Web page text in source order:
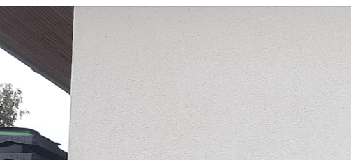
Coteaux de
bacs au profit